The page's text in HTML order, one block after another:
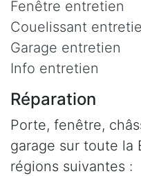
Fenêtre entretien
Couelissant
Garage entretien
Info entretien
Réparation
Porte, fenêtre,
garage sur toute la
régions suivantes :